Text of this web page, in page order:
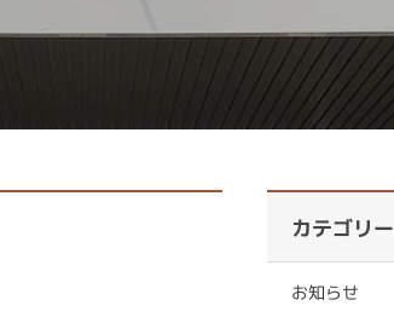
カテゴリー
お知らせ